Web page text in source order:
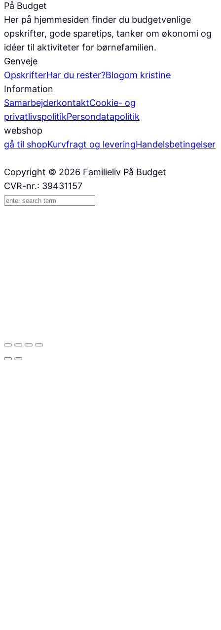
På Budget
Her på hjemmesiden finder du budgetvenlige
opskrifter, gode sparetips, tanker om økonomi og
idéer til aktiviteter for børnefamilien.
Genveje
OpskrifterHar du rester?Blogom kristine
Information
SamarbejderkontaktCookie- og
privatlivspolitikPersondatapolitik
webshop
gå til shopKurvfragt og leveringHandelsbetingelser
Copyright © 2026 Familieliv På Budget
CVR-nr.: 39431157